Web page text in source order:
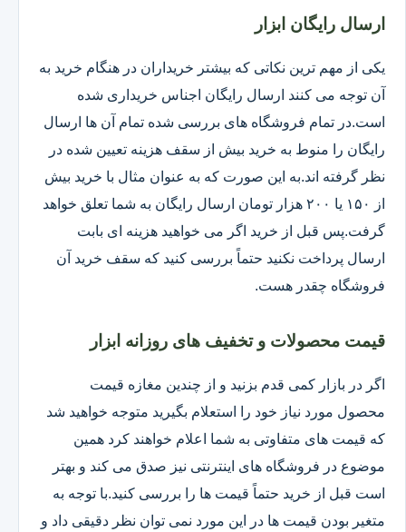
ارسال رایگان ابزار
یکی از مهم ترین نکاتی که بیشتر خریداران در هنگام خرید به
آن توجه می کنند ارسال رایگان اجناس خریداری شده
است.در تمام فروشگاه های بررسی شده تمام آن ها ارسال
رایگان را منوط به خرید بیش از سقف هزینه تعیین شده در
نظر گرفته اند.به این صورت که به عنوان مثال با خرید بیش
از ۱۵۰ یا ۲۰۰ هزار تومان ارسال رایگان به شما تعلق خواهد
گرفت.پس قبل از خرید اگر می خواهید هزینه ای بابت
ارسال پرداخت نکنید حتماً بررسی کنید که سقف خرید آن
فروشگاه چقدر هست.
قیمت محصولات و تخفیف های روزانه ابزار
اگر در بازار کمی قدم بزنید و از چندین مغازه قیمت
محصول مورد نیاز خود را استعلام بگیرید متوجه خواهید شد
که قیمت های متفاوتی به شما اعلام خواهند کرد همین
موضوع در فروشگاه های اینترنتی نیز صدق می کند و بهتر
است قبل از خرید حتماً قیمت ها را بررسی کنید.با توجه به
متغیر بودن قیمت ها در این مورد نمی توان نظر دقیقی داد و